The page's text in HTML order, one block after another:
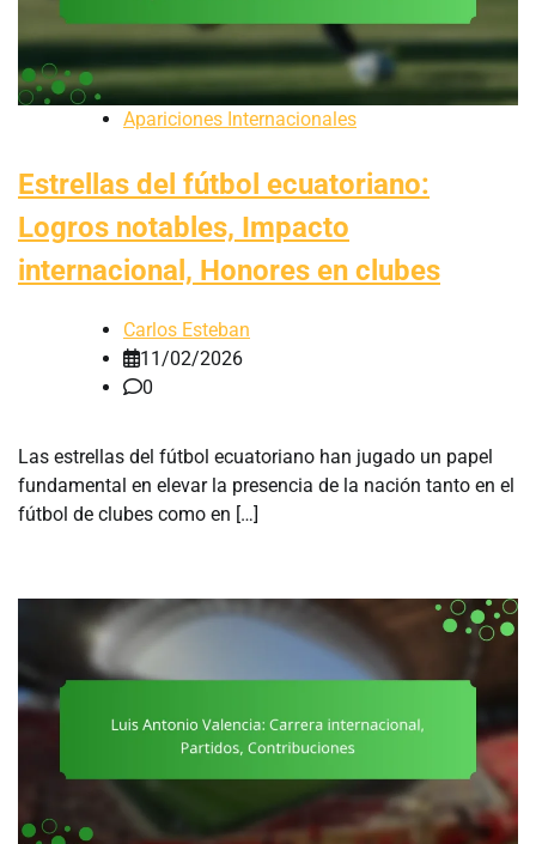
Apariciones Internacionales
Estrellas del fútbol ecuatoriano:
Logros notables, Impacto
internacional, Honores en clubes
Carlos Esteban
11/02/2026
0
Las estrellas del fútbol ecuatoriano han jugado un papel
fundamental en elevar la presencia de la nación tanto en el
fútbol de clubes como en […]